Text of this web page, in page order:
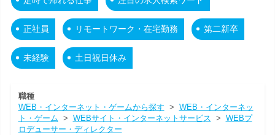
正社員 リモートワーク・在宅勤務 第二新卒
未経験 土日祝日休み
職種
WEB・インターネット・ゲームから探す > WEB・インターネッ
ト・ゲーム > WEBサイト・インターネットサービス > WEBプ
ロデューサー・ディレクター